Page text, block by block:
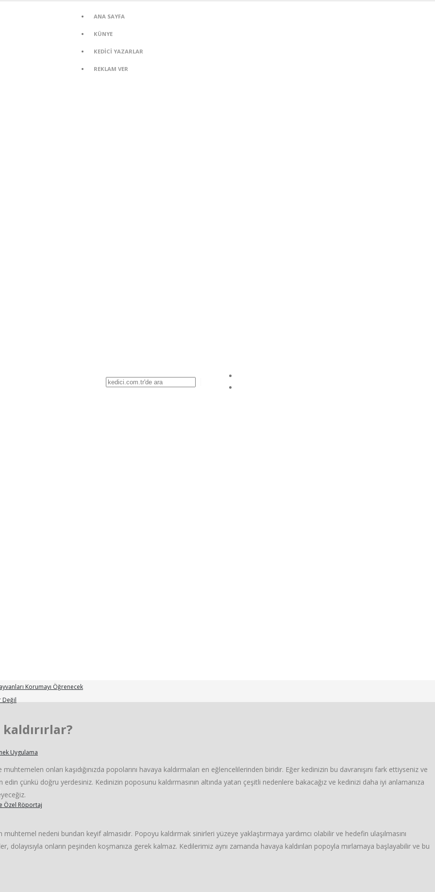
ANA SAYFA
KÜNYE
KEDİCİ YAZARLAR
REKLAM VER
Korumayı Öğrenecek
Değil
Uygulama
Özel Röportaj
onları kaşıdığınızda popolarını havaya kaldırmaları en eğlencelilerinden biridir. Eğer kedinizin bu davranışını fark ettiyseniz ve
çünkü doğru yerdesiniz. Kedinizin poposunu kaldırmasının altında yatan çeşitli nedenlere bakacağız ve kedinizi daha iyi anlamanıza
muhtemel nedeni bundan keyif almasıdır. Popoyu kaldırmak sinirleri yüzeye yaklaştırmaya yardımcı olabilir ve hedefin ulaşılmasını
onların peşinden koşmanıza gerek kalmaz. Kedilerimiz aynı zamanda havaya kaldırılan popoyla mırlamaya başlayabilir ve bu